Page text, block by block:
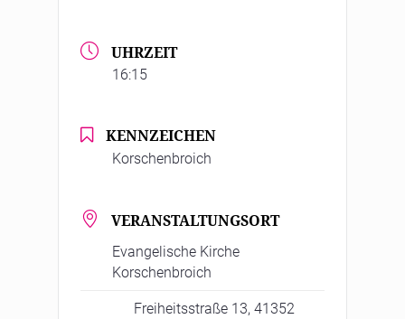
UHRZEIT
16:15
KENNZEICHEN
Korschenbroich
VERANSTALTUNGSORT
Evangelische Kirche
Korschenbroich
Freiheitsstraße 13, 41352